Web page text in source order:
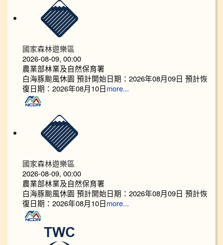
國家森林遊樂區
2026-08-09, 00:00
農業部林業及自然保育署
白海豚颱風休園 預計開始日期：2026年08月09日 預計恢
復日期：2026年08月10日 more...
國家森林遊樂區
2026-08-09, 00:00
農業部林業及自然保育署
白海豚颱風休園 預計開始日期：2026年08月09日 預計恢
復日期：2026年08月10日 more...